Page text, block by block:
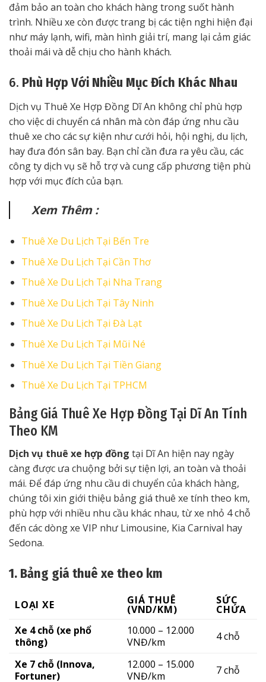
đảm bảo an toàn cho khách hàng trong suốt hành
trình. Nhiều xe còn được trang bị các tiện nghi hiện đại
như máy lạnh, wifi, màn hình giải trí, mang lại cảm giác
thoải mái và dễ chịu cho hành khách.
6. Phù Hợp Với Nhiều Mục Đích Khác Nhau
Dịch vụ Thuê Xe Hợp Đồng Dĩ An không chỉ phù hợp
cho việc di chuyển cá nhân mà còn đáp ứng nhu cầu
thuê xe cho các sự kiện như cưới hỏi, hội nghị, du lịch,
hay đưa đón sân bay. Bạn chỉ cần đưa ra yêu cầu, các
công ty dịch vụ sẽ hỗ trợ và cung cấp phương tiện phù
hợp với mục đích của bạn.
Xem Thêm :
Thuê Xe Du Lịch Tại Bến Tre
Thuê Xe Du Lịch Tại Cần Thơ
Thuê Xe Du Lịch Tại Nha Trang
Thuê Xe Du Lịch Tại Tây Ninh
Thuê Xe Du Lịch Tại Đà Lạt
Thuê Xe Du Lịch Tại Mũi Né
Thuê Xe Du Lịch Tại Tiền Giang
Thuê Xe Du Lịch Tại TPHCM
Bảng Giá Thuê Xe Hợp Đồng Tại Dĩ An Tính
Theo KM
Dịch vụ thuê xe hợp đồng tại Dĩ An hiện nay ngày
càng được ưa chuộng bởi sự tiện lợi, an toàn và thoải
mái. Để đáp ứng nhu cầu di chuyển của khách hàng,
chúng tôi xin giới thiệu bảng giá thuê xe tính theo km,
phù hợp với nhiều nhu cầu khác nhau, từ xe nhỏ 4 chỗ
đến các dòng xe VIP như Limousine, Kia Carnival hay
Sedona.
1. Bảng giá thuê xe theo km
LOẠI XE GIÁ THUÊ
(VND/KM)
SỨC
CHỨA
Xe 4 chỗ (xe phổ
thông)
10.000 – 12.000
VNĐ/km
4 chỗ
Xe 7 chỗ (Innova,
Fortuner)
12.000 – 15.000
VNĐ/km
7 chỗ